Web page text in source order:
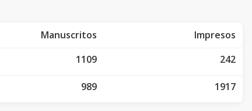
Manuscritos Impresos
1109 242
989 1917